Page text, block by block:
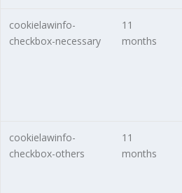
cookielawinfo-
checkbox-necessary
11
months
cookielawinfo-
checkbox-others
11
months